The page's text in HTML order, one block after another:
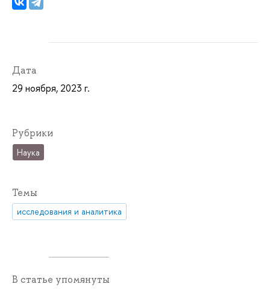
Дата
29 ноября, 2023 г.
Рубрики
Наука
Темы
исследования и аналитика
В статье упомянуты